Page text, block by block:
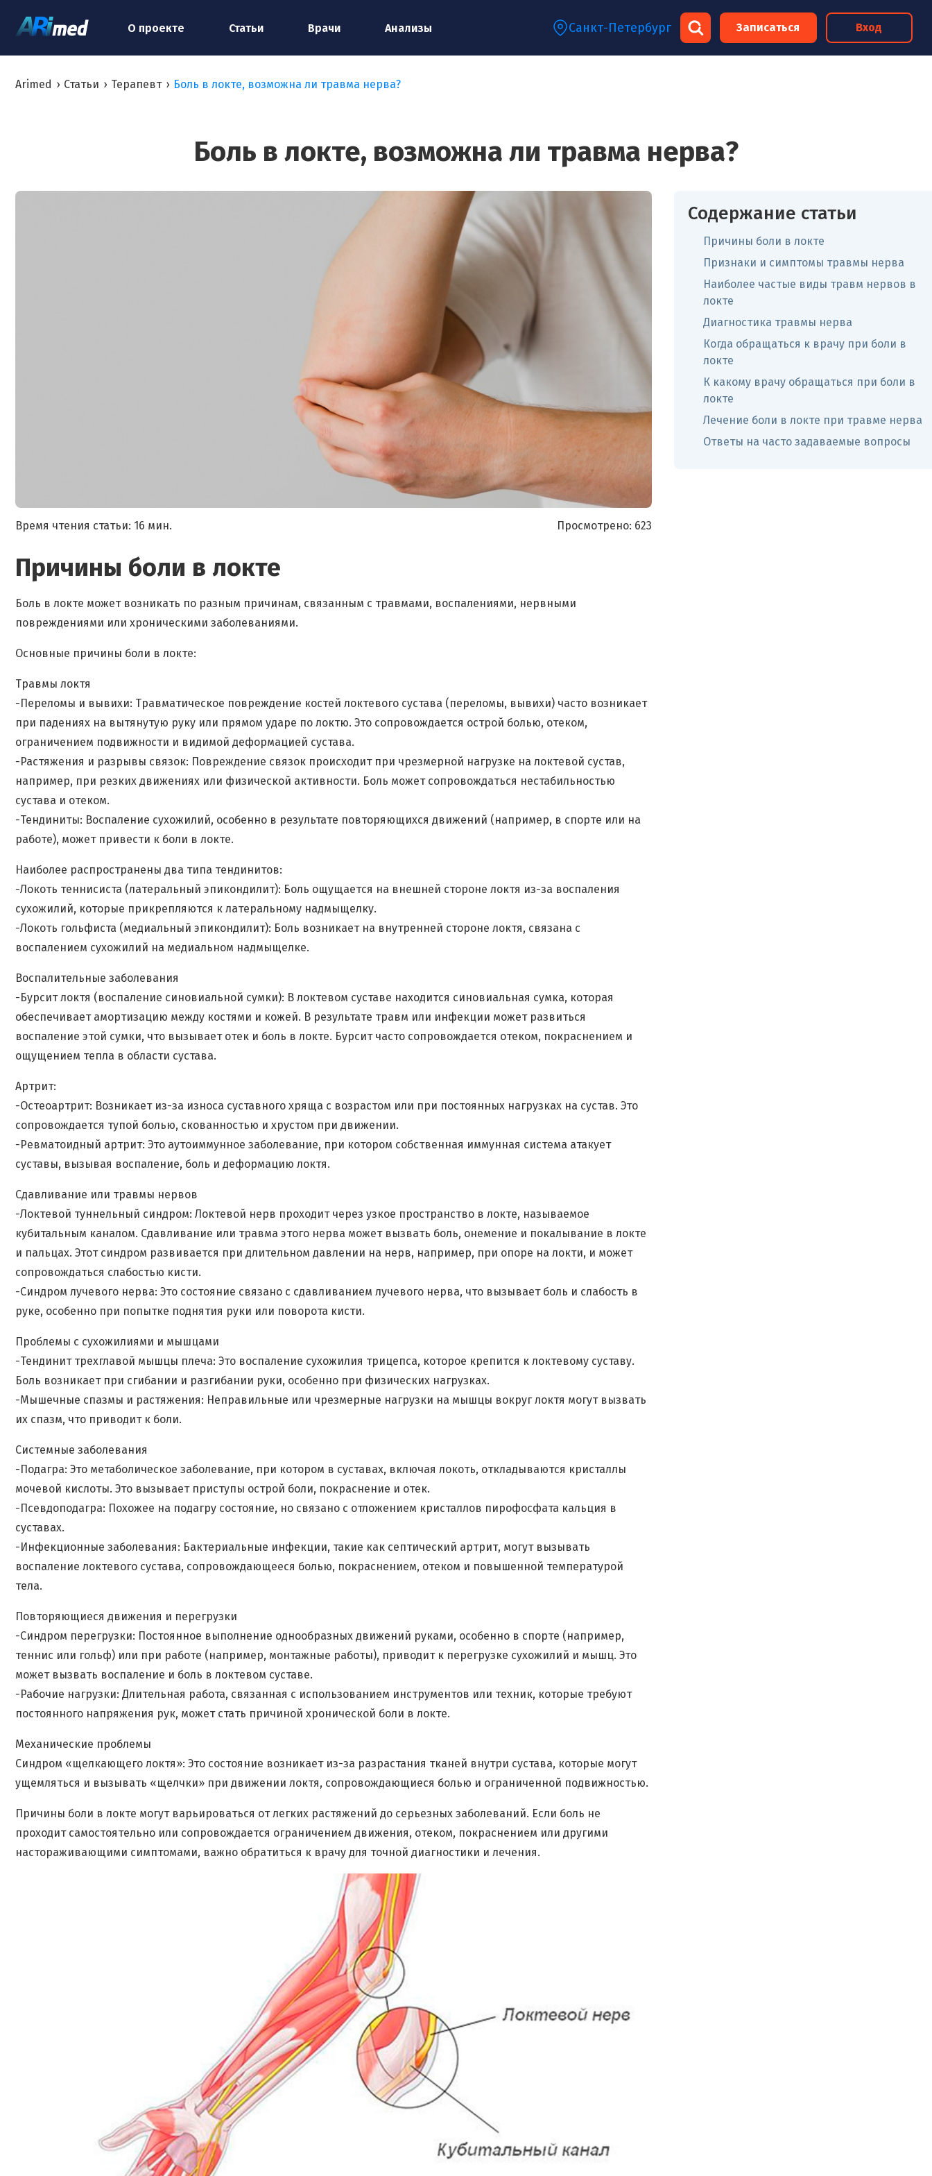
О проекте Статьи Врачи Анализы Санкт-Петербург Записаться Вход
Arimed › Статьи › Терапевт › Боль в локте, возможна ли травма нерва?
Боль в локте, возможна ли травма нерва?
Время чтения статьи: 16 мин. Просмотрено: 623
Причины боли в локте
Боль в локте может возникать по разным причинам, связанным с травмами, воспалениями, нервными
повреждениями или хроническими заболеваниями.
Основные причины боли в локте:
Травмы локтя
-Переломы и вывихи: Травматическое повреждение костей локтевого сустава (переломы, вывихи) часто возникает
при падениях на вытянутую руку или прямом ударе по локтю. Это сопровождается острой болью, отеком,
ограничением подвижности и видимой деформацией сустава.
-Растяжения и разрывы связок: Повреждение связок происходит при чрезмерной нагрузке на локтевой сустав,
например, при резких движениях или физической активности. Боль может сопровождаться нестабильностью
сустава и отеком.
-Тендиниты: Воспаление сухожилий, особенно в результате повторяющихся движений (например, в спорте или на
работе), может привести к боли в локте.
Наиболее распространены два типа тендинитов:
-Локоть теннисиста (латеральный эпикондилит): Боль ощущается на внешней стороне локтя из-за воспаления
сухожилий, которые прикрепляются к латеральному надмыщелку.
-Локоть гольфиста (медиальный эпикондилит): Боль возникает на внутренней стороне локтя, связана с
воспалением сухожилий на медиальном надмыщелке.
Воспалительные заболевания
-Бурсит локтя (воспаление синовиальной сумки): В локтевом суставе находится синовиальная сумка, которая
обеспечивает амортизацию между костями и кожей. В результате травм или инфекции может развиться
воспаление этой сумки, что вызывает отек и боль в локте. Бурсит часто сопровождается отеком, покраснением и
ощущением тепла в области сустава.
Артрит:
-Остеоартрит: Возникает из-за износа суставного хряща с возрастом или при постоянных нагрузках на сустав. Это
сопровождается тупой болью, скованностью и хрустом при движении.
-Ревматоидный артрит: Это аутоиммунное заболевание, при котором собственная иммунная система атакует
суставы, вызывая воспаление, боль и деформацию локтя.
Сдавливание или травмы нервов
-Локтевой туннельный синдром: Локтевой нерв проходит через узкое пространство в локте, называемое
кубитальным каналом. Сдавливание или травма этого нерва может вызвать боль, онемение и покалывание в локте
и пальцах. Этот синдром развивается при длительном давлении на нерв, например, при опоре на локти, и может
сопровождаться слабостью кисти.
-Синдром лучевого нерва: Это состояние связано с сдавливанием лучевого нерва, что вызывает боль и слабость в
руке, особенно при попытке поднятия руки или поворота кисти.
Проблемы с сухожилиями и мышцами
-Тендинит трехглавой мышцы плеча: Это воспаление сухожилия трицепса, которое крепится к локтевому суставу.
Боль возникает при сгибании и разгибании руки, особенно при физических нагрузках.
-Мышечные спазмы и растяжения: Неправильные или чрезмерные нагрузки на мышцы вокруг локтя могут вызвать
их спазм, что приводит к боли.
Системные заболевания
-Подагра: Это метаболическое заболевание, при котором в суставах, включая локоть, откладываются кристаллы
мочевой кислоты. Это вызывает приступы острой боли, покраснение и отек.
-Псевдоподагра: Похожее на подагру состояние, но связано с отложением кристаллов пирофосфата кальция в
суставах.
-Инфекционные заболевания: Бактериальные инфекции, такие как септический артрит, могут вызывать
воспаление локтевого сустава, сопровождающееся болью, покраснением, отеком и повышенной температурой
тела.
Повторяющиеся движения и перегрузки
-Синдром перегрузки: Постоянное выполнение однообразных движений руками, особенно в спорте (например,
теннис или гольф) или при работе (например, монтажные работы), приводит к перегрузке сухожилий и мышц. Это
может вызвать воспаление и боль в локтевом суставе.
-Рабочие нагрузки: Длительная работа, связанная с использованием инструментов или техник, которые требуют
постоянного напряжения рук, может стать причиной хронической боли в локте.
Механические проблемы
Синдром «щелкающего локтя»: Это состояние возникает из-за разрастания тканей внутри сустава, которые могут
ущемляться и вызывать «щелчки» при движении локтя, сопровождающиеся болью и ограниченной подвижностью.
Причины боли в локте могут варьироваться от легких растяжений до серьезных заболеваний. Если боль не
проходит самостоятельно или сопровождается ограничением движения, отеком, покраснением или другими
настораживающими симптомами, важно обратиться к врачу для точной диагностики и лечения.
Содержание статьи
Причины боли в локте
Признаки и симптомы травмы нерва
Наиболее частые виды травм нервов в
локте
Диагностика травмы нерва
Когда обращаться к врачу при боли в
локте
К какому врачу обращаться при боли в
локте
Лечение боли в локте при травме нерва
Ответы на часто задаваемые вопросы
×
Ваш телефон:*
обработку моих персональных данных